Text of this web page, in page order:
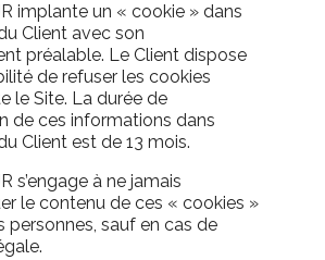
implante un « cookie » dans
Client avec son
préalable. Le Client dispose
de refuser les cookies
le Site. La durée de
de ces informations dans
Client est de 13 mois.
s’engage à ne jamais
le contenu de ces « cookies »
personnes, sauf en cas de